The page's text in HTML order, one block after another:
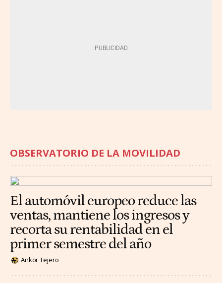
OBSERVATORIO DE LA MOVILIDAD
El automóvil europeo reduce las
ventas, mantiene los ingresos y
recorta su rentabilidad en el
primer semestre del año
Ankor Tejero